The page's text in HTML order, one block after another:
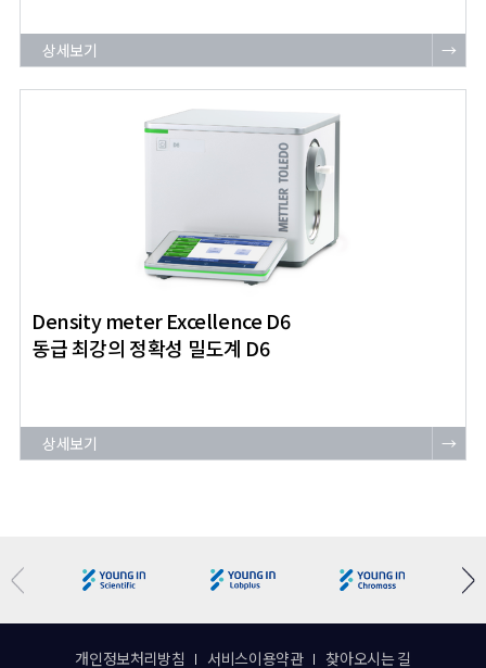
상세보기 →
Density meter Excellence D6
동급 최강의 정확성 밀도계 D6
상세보기 →
개인정보처리방침 서비스이용약관 찾아오시는 길